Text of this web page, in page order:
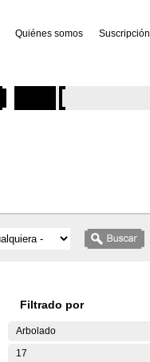
Quiénes somos Suscripción
Filtrado por
Arbolado
17